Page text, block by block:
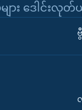
း ဒေါင်းလုတ်